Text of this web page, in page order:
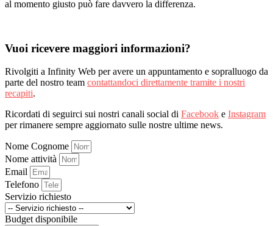
al momento giusto può fare davvero la differenza.
Vuoi ricevere maggiori informazioni?
Rivolgiti a Infinity Web per avere un appuntamento e sopralluogo da
parte del nostro team contattandoci direttamente tramite i nostri
recapiti.
Ricordati di seguirci sui nostri canali social di Facebook e Instagram
per rimanere sempre aggiornato sulle nostre ultime news.
Nome Cognome
Nome attività
Email
Telefono
Servizio richiesto
Budget disponibile